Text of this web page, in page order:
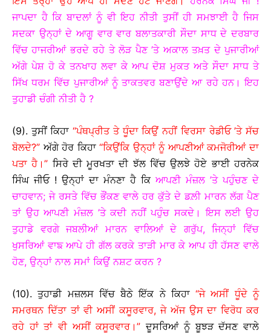
ਜਾਪਦਾ ਹੈ ਕਿ ਬਾਦਲਾਂ ਨੂੰ ਵੀ ਇਹ ਨੀਤੀ ਤੁਸੀਂ ਹੀ ਸਮਝਾਈ ਹੈ ਜਿਸ
ਸਦਕਾ ਉਨ੍ਹਾਂ ਦੇ ਆਗੂ ਵਾਰ ਵਾਰ ਬਲਾਤਕਾਰੀ ਸੌਦਾ ਸਾਧ ਦੇ ਦਰਬਾਰ
ਵਿੱਚ ਹਾਜਰੀਆਂ ਭਰਦੇ ਰਹੇ ਤੇ ਲੋੜ ਪੈਣ ’ਤੇ ਅਕਾਲ ਤਖ਼ਤ ਦੇ ਪੁਜਾਰੀਆਂ
ਅੱਗੇ ਪੇਸ਼ ਹੋ ਕੇ ਤਨਖਾਹ ਲਵਾ ਕੇ ਆਪ ਦੋਸ਼ ਮੁਕਤ ਅਤੇ ਸੌਦਾ ਸਾਧ ਤੇ
ਸਿੱਖ ਧਰਮ ਵਿੱਚ ਪੁਜਾਰੀਆਂ ਨੂੰ ਤਾਕਤਵਰ ਬਣਾਉਂਦੇ ਆ ਰਹੇ ਹਨ। ਇਹ
ਤੁਹਾਡੀ ਚੰਗੀ ਨੀਤੀ ਹੈ ?
(9). ਤੁਸੀਂ ਕਿਹਾ“ਪੰਥਪ੍ਰੀਤ ਤੇ ਧੂੰਦਾ ਕਿਉਂ ਨਹੀਂ ਵਿਰਸਾ ਰੇਡੀਓ ’ਤੇ ਸੱਚ
ਬੋਲਦੇ?” ਅੱਗੇ ਹੋਰ ਕਿਹਾ“ਕਿਉਂਕਿ ਉਨ੍ਹਾਂ ਨੂੰ ਆਪਣੀਆਂ ਕਮਜੋਰੀਆਂ ਦਾ
ਪਤਾ ਹੈ।” ਸਿਰੇ ਦੀ ਮੂਰਖਤਾ ਦੀ ਝੱਲ ਵਿੱਚ ਉਲਝੇ ਹੋਏ ਭਾਈ ਹਰਨੇਕ
ਸਿੰਘ ਜੀਓ ! ਉਨ੍ਹਾਂ ਦਾ ਮੰਨਣਾ ਹੈ ਕਿ ਆਪਣੀ ਮੰਜ਼ਲ ’ਤੇ ਪਹੁੰਚਣ ਦੇ
ਚਾਹਵਾਨ; ਜੇ ਰਸਤੇ ਵਿੱਚ ਭੌਂਕਣ ਵਾਲੇ ਹਰ ਕੁੱਤੇ ਦੇ ਡਲ਼ੀ ਮਾਰਨ ਲੱਗ ਪੈਣ
ਤਾਂ ਉਹ ਆਪਣੀ ਮੰਜ਼ਲ ’ਤੇ ਕਦੀ ਨਹੀਂ ਪਹੁੰਚ ਸਕਦੇ। ਇਸ ਲਈ ਉਹ
ਤੁਹਾਡੇ ਵਰਗੇ ਜਬਲੀਆਂ ਮਾਰਨ ਵਾਲਿਆਂ ਦੇ ਗਰੁੱਪ, ਜਿਨ੍ਹਾਂ ਵਿੱਚ
ਖੁਸਰਿਆਂ ਵਾਙ ਆਪੇ ਹੀ ਗੱਲ ਕਰਕੇ ਤਾੜੀ ਮਾਰ ਕੇ ਆਪ ਹੀ ਹੱਸਣ ਵਾਲੇ
ਹੋਣ, ਉਨ੍ਹਾਂ ਨਾਲ ਸਮਾਂ ਕਿਉਂ ਨਸ਼ਟ ਕਰਨ ?
(10). ਤੁਹਾਡੀ ਮਜ਼ਲਸ ਵਿੱਚ ਬੈਠੇ ਇੱਕ ਨੇ ਕਿਹਾ“ਜੇ ਅਸੀਂ ਧੂੰਦੇ ਨੂੰ
ਸਮਰਥਨ ਦਿੱਤਾ ਤਾਂ ਵੀ ਅਸੀਂ ਕਸੂਰਵਾਰ, ਜੇ ਅੱਜ ਉਸ ਦਾ ਵਿਰੋਧ ਕਰ
ਰਹੇ ਹਾਂ ਤਾਂ ਵੀ ਅਸੀਂ ਕਸੂਰਵਾਰ।” ਦੂਸਰਿਆਂ ਨੂੰ ਬੂਝੜ ਦੱਸਣ ਵਾਲੇ